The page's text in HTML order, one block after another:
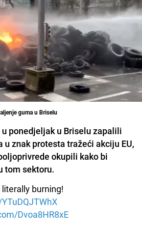
guma u Briselu
ponedjeljak u Briselu zapalili
znak protesta tražeći akciju EU,
okupili kako bi
tom sektoru.
burning!
Dvoa8HR8xE